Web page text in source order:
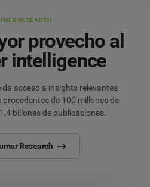
RESEARCH
provecho al
intelligence
da acceso a insights relevantes
de 100 millones de
billones de publicaciones.
Research